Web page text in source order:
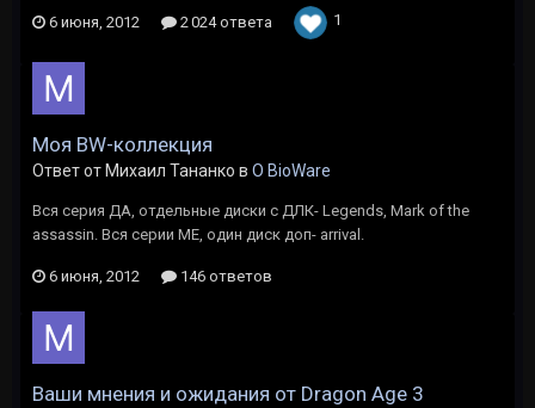
6 июня, 2012 2 024 ответа 1
Моя BW-коллекция
Ответ от Михаил Тананко в O BioWare
Вся серия ДА, отдельные диски с ДЛК- Legends, Mark of the
assassin. Вся серии МЕ, один диск доп- arrival.
6 июня, 2012 146 ответов
Ваши мнения и ожидания от Dragon Age 3